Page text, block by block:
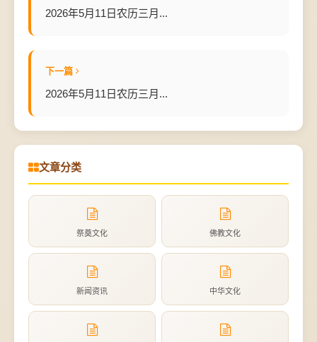
2026年5月11日农历三月...
下一篇
2026年5月11日农历三月...
文章分类
祭奠文化 佛教文化
新闻资讯 中华文化